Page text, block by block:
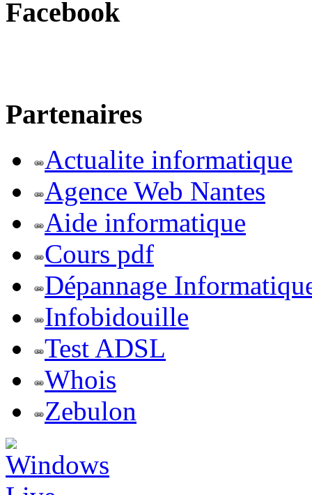
Facebook
Partenaires
Actualite informatique
Agence Web Nantes
Aide informatique
Cours pdf
Dépannage
Infobidouille
Test ADSL
Whois
Zebulon